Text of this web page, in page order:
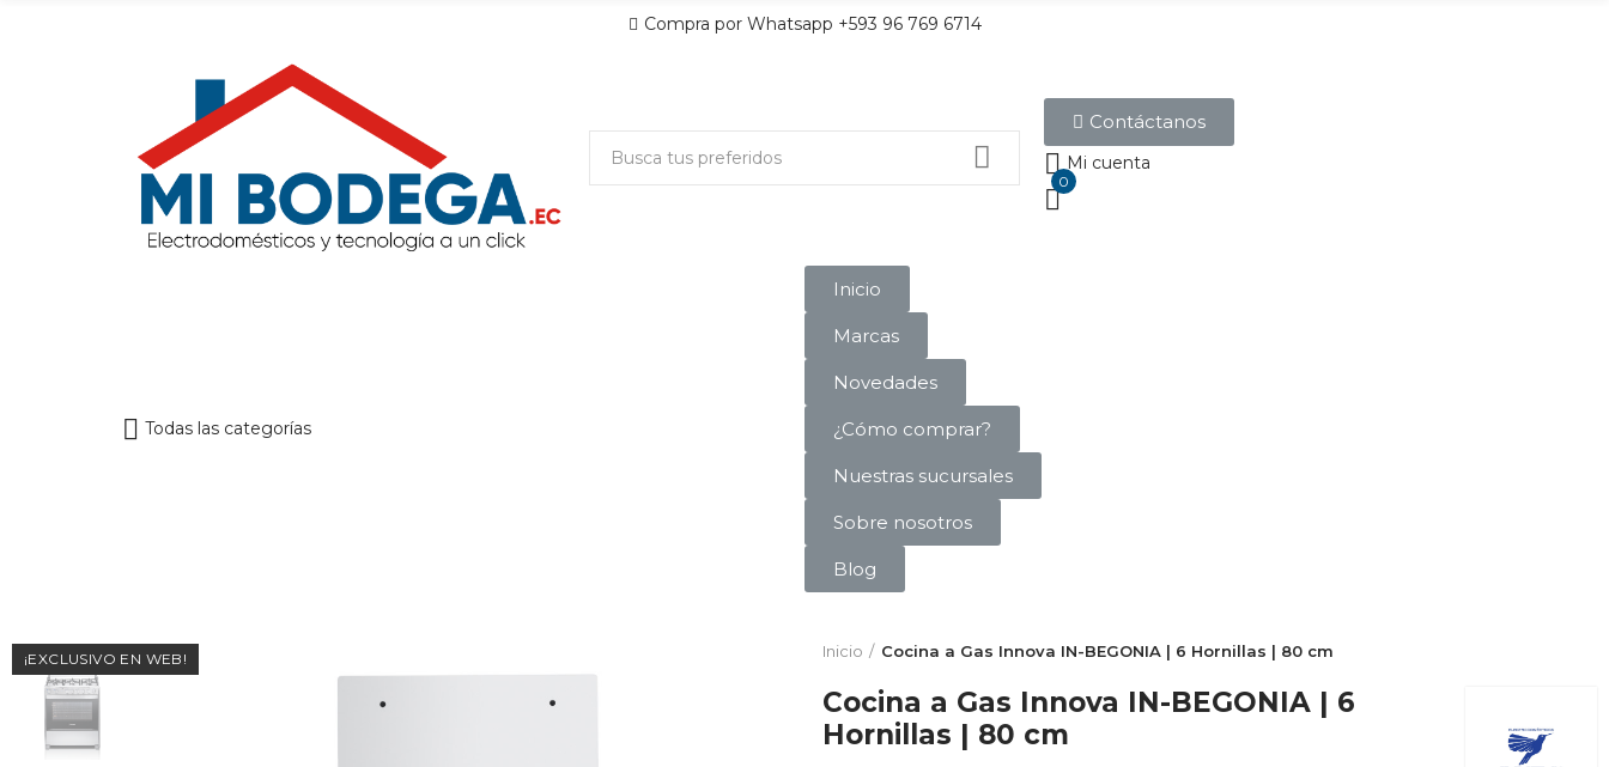
Compra por Whatsapp +593 96 769 6714
Contáctanos
Mi cuenta
0
Todas las categorías
Inicio
Marcas
Novedades
¿Cómo comprar?
Nuestras sucursales
Sobre nosotros
Blog
¡EXCLUSIVO EN WEB! Inicio Cocina a Gas Innova IN-BEGONIA | 6 Hornillas | 80 cm
Cocina a Gas Innova IN-BEGONIA | 6
Hornillas | 80 cm